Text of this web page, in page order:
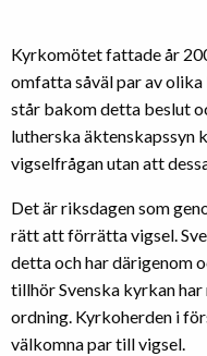
Kyrkomötet fattade år
omfatta såväl par av olika
står bakom detta beslut
lutherska äktenskapssyn
vigselfrågan utan att
Det är riksdagen som
rätt att förrätta vigsel.
detta och har därigenom
tillhör Svenska kyrkan
ordning. Kyrkoherden i
välkomna par till vigsel.